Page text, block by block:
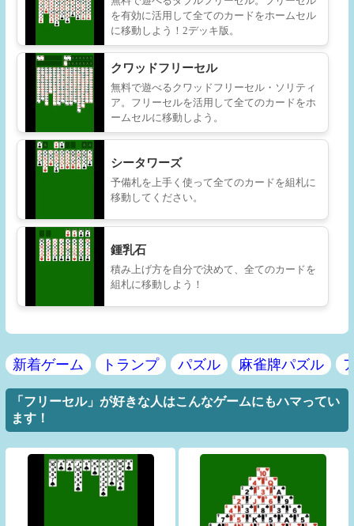
を有効に活用して全てのカードをホームセル
に移動しよう！2デッキ版。
クワッドフリーセル
無料で遊べるクワッドフリーセル・ソリティ
ア。フリーセルを活用して全てのカードをホ
ームセルに移動しよう。
シータワーズ
予備札を上手く使って全てのカードを組札に
移動してください。
鍾乳石
積み上げ方を自分で決めて、全てのカードを
組札に移動しよう！
新着ゲーム トランプ パズル 麻雀牌パズル
「フリーセル」が好きな人はこんなゲームにもハマってい
ます！